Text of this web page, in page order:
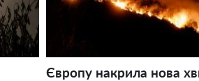
Європу накрила нова